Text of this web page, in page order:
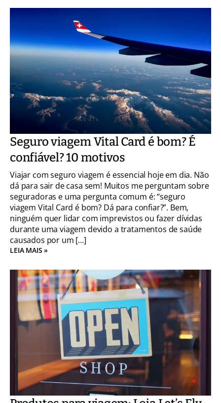
Seguro viagem Vital Card é bom? É
confiável? 10 motivos
Viajar com seguro viagem é essencial hoje em dia. Não
dá para sair de casa sem! Muitos me perguntam sobre
seguradoras e uma pergunta comum é: “seguro
viagem Vital Card é bom? Dá para confiar?”. Bem,
ninguém quer lidar com imprevistos ou fazer dívidas
durante uma viagem devido a tratamentos de saúde
causados por um […]
LEIA MAIS »